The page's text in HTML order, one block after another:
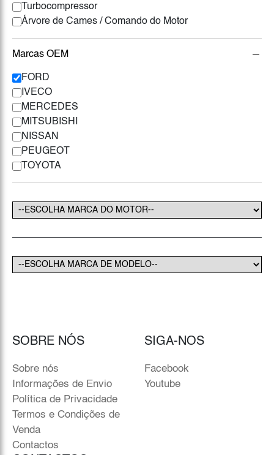
Turbocompressor
Árvore de Cames / Comando do Motor
Marcas OEM
FORD
IVECO
MERCEDES
MITSUBISHI
NISSAN
PEUGEOT
TOYOTA
SOBRE NÓS
Sobre nós
Informações de Envio
Política de Privacidade
Termos e Condições de
Venda
Contactos
SIGA-NOS
Facebook
Youtube